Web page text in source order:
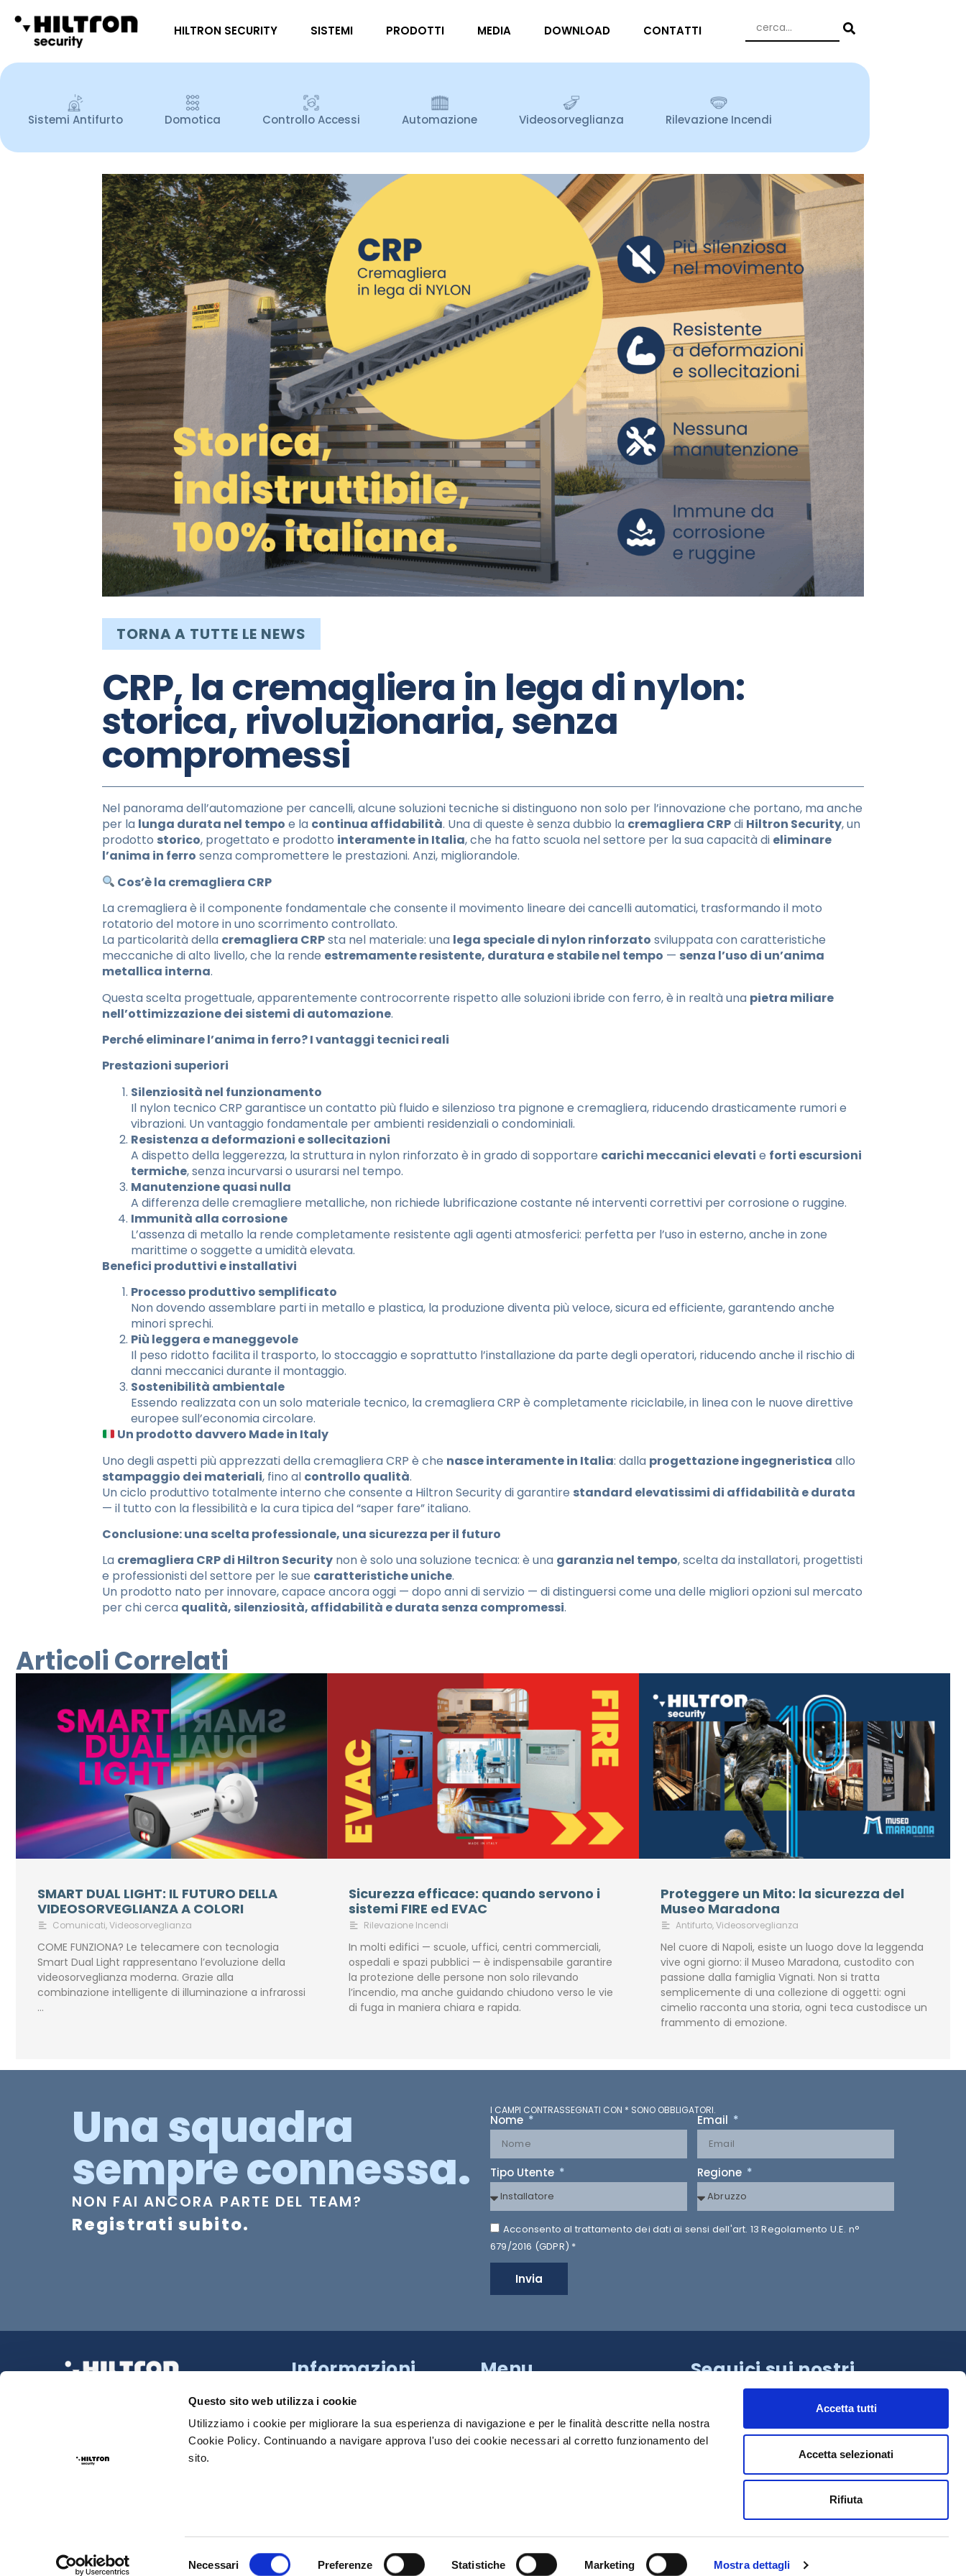
Questo sito web utilizza i cookie
Utilizziamo i cookie per migliorare la sua esperienza di navigazione e per le finalità descritte nella nostra
Cookie Policy. Continuando a navigare approva l'uso dei cookie necessari al corretto funzionamento del
sito.
del
Necessari Preferenze Statistiche Marketing Mostra dettagli
Accetta tutti
Accetta selezionati
Rifiuta
HILTRON SECURITY SISTEMI PRODOTTI MEDIA DOWNLOAD CONTATTI
Sistemi Antifurto Domotica Controllo Accessi Automazione Videosorveglianza Rilevazione Incendi
TORNA A TUTTE LE NEWS
CRP, la cremagliera in lega di nylon:
storica, rivoluzionaria, senza
compromessi
Nel panorama dell’automazione per cancelli, alcune soluzioni tecniche si distinguono non solo per l’innovazione che portano, ma anche
per la lunga durata nel tempo e la continua affidabilità. Una di queste è senza dubbio la cremagliera CRPdi Hiltron Security, un
prodotto storico, progettato e prodotto interamente in Italia, che ha fatto scuola nel settore per la sua capacità di eliminare
l’anima in ferro senza compromettere le prestazioni. Anzi, migliorandole.
Cos’è la cremagliera CRP
La cremagliera è il componente fondamentale che consente il movimento lineare dei cancelli automatici, trasformando il moto
rotatorio del motore in uno scorrimento controllato.
La particolarità della cremagliera CRPsta nel materiale: una lega speciale di nylon rinforzato sviluppata con caratteristiche
meccaniche di alto livello, che la rende estremamente resistente, duratura e stabile nel tempo — senza l’uso di un’anima
metallica interna.
Questa scelta progettuale, apparentemente controcorrente rispetto alle soluzioni ibride con ferro, è in realtà una pietra miliare
nell’ottimizzazione dei sistemi di automazione.
Perché eliminare l’anima in ferro? I vantaggi tecnici reali
Prestazioni superiori
Silenziosità nel funzionamento
Il nylon tecnico CRP garantisce un contatto più fluido e silenzioso tra pignone e cremagliera, riducendo drasticamente rumori e
vibrazioni. Un vantaggio fondamentale per ambienti residenziali o condominiali.
Resistenza a deformazioni e sollecitazioni
A dispetto della leggerezza, la struttura in nylon rinforzato è in grado di sopportare carichi meccanici elevati e forti escursioni
termiche, senza incurvarsi o usurarsi nel tempo.
Manutenzione quasi nulla
A differenza delle cremagliere metalliche, non richiede lubrificazione costante né interventi correttivi per corrosione o ruggine.
Immunità alla corrosione
L’assenza di metallo la rende completamente resistente agli agenti atmosferici: perfetta per l’uso in esterno, anche in zone
marittime o soggette a umidità elevata.
Benefici produttivi e installativi
Processo produttivo semplificato
Non dovendo assemblare parti in metallo e plastica, la produzione diventa più veloce, sicura ed efficiente, garantendo anche
minori sprechi.
Più leggera e maneggevole
Il peso ridotto facilita il trasporto, lo stoccaggio e soprattutto l’installazione da parte degli operatori, riducendo anche il rischio di
danni meccanici durante il montaggio.
Sostenibilità ambientale
Essendo realizzata con un solo materiale tecnico, la cremagliera CRP è completamente riciclabile, in linea con le nuove direttive
europee sull’economia circolare.
Un prodotto davvero Made in Italy
Uno degli aspetti più apprezzati della cremagliera CRP è che nasce interamente in Italia: dalla progettazione ingegneristica allo
stampaggio dei materiali, fino al controllo qualità.
Un ciclo produttivo totalmente interno che consente a Hiltron Security di garantire standard elevatissimi di affidabilità e durata
— il tutto con la flessibilità e la cura tipica del “saper fare” italiano.
Conclusione: una scelta professionale, una sicurezza per il futuro
La cremagliera CRP di Hiltron Security non è solo una soluzione tecnica: è una garanzia nel tempo, scelta da installatori, progettisti
e professionisti del settore per le sue caratteristiche uniche.
Un prodotto nato per innovare, capace ancora oggi — dopo anni di servizio — di distinguersi come una delle migliori opzioni sul mercato
per chi cerca qualità, silenziosità, affidabilità e durata senza compromessi.
Articoli Correlati
SMART DUAL LIGHT: IL FUTURO DELLA
VIDEOSORVEGLIANZA A COLORI
Comunicati,Videosorveglianza
COME FUNZIONA? Le telecamere con tecnologia
Smart Dual Light rappresentano l’evoluzione della
videosorveglianza moderna. Grazie alla
combinazione intelligente di illuminazione a infrarossi
…
Sicurezza efficace: quando servono i
sistemi FIRE ed EVAC
Rilevazione Incendi
In molti edifici — scuole, uffici, centri commerciali,
ospedali e spazi pubblici — è indispensabile garantire
la protezione delle persone non solo rilevando
l’incendio, ma anche guidando chiudono verso le vie
di fuga in maniera chiara e rapida.
Proteggere un Mito: la sicurezza del
Museo Maradona
Antifurto,Videosorveglianza
Nel cuore di Napoli, esiste un luogo dove la leggenda
vive ogni giorno: il Museo Maradona, custodito con
passione dalla famiglia Vignati. Non si tratta
semplicemente di una collezione di oggetti: ogni
cimelio racconta una storia, ogni teca custodisce un
frammento di emozione.
Una squadra
sempre connessa.
NON FAI ANCORA PARTE DEL TEAM?
Registrati subito.
I CAMPI CONTRASSEGNATI CON * SONO OBBLIGATORI.
Nome Email
Tipo Utente Regione
Acconsento al trattamento dei dati ai sensi dell'art. 13 Regolamento U.E. n°
679/2016 (GDPR) *
Invia
La tua Sicurezza Made in Italy
Informazioni
218 Napoli (NA)
081 18539000
Sede Roma:+39 340 790 2931
Menu
SISTEMI
PRODOTTI
Seguici sui nostri
canali!